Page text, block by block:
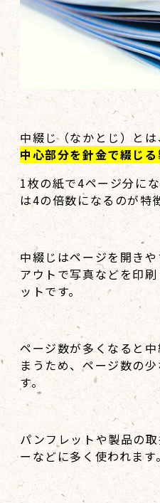
中綴じ（なかとじ）とは
中心部分を針金で綴じ
1枚の紙で4ページ分に
は4の倍数になるのが特
中綴じはページを開き
アウトで写真などを印
ットです。
ページ数が多くなると
まうため、ページ数の
す。
パンフレットや製品の
ーなどに多く使われます。